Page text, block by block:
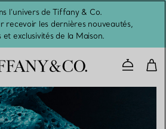
l’univers de Tiffany & Co.
recevoir les dernières nouveautés,
et exclusivités de la Maison.